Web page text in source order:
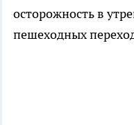
осторожность в
пешеходных